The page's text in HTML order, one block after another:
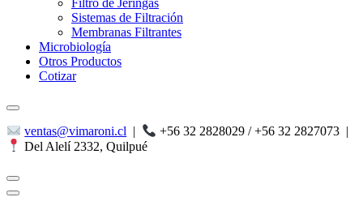
Sistemas de Filtración
Membranas Filtrantes
Microbiología
Otros Productos
Cotizar
ventas@vimaroni.cl | +56 32 2828029 / +56 32 2827073 |
Del Alelí 2332, Quilpué